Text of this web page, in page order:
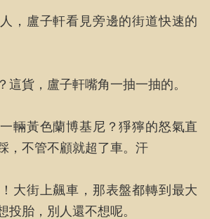
，盧子軒看見旁邊的街道快速的
這貨，盧子軒嘴角一抽一抽的。
輛黃色蘭博基尼？猙獰的怒氣直
，不管不顧就超了車。汗
大街上飆車，那表盤都轉到最大
投胎，別人還不想呢。